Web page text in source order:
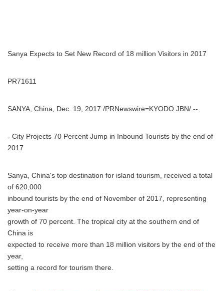
Sanya Expects to Set New Record of 18 million Visitors in 2017
PR71611
SANYA, China, Dec. 19, 2017 /PRNewswire=KYODO JBN/ --
- City Projects 70 Percent Jump in Inbound Tourists by the end of
2017
Sanya, China's top destination for island tourism, received a total
of 620,000
inbound tourists by the end of November of 2017, representing
year-on-year
growth of 70 percent. The tropical city at the southern end of
China is
expected to receive more than 18 million visitors by the end of the
year,
setting a record for tourism there.